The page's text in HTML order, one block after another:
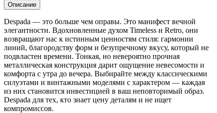
Описание
Despada — это больше чем оправы. Это манифест вечной
элегантности. Вдохновленные духом Timeless и Retro, они
возвращают нас к истинным ценностям стиля: гармонии
линий, благородству форм и безупречному вкусу, который не
подвластен времени. Тонкая, но невероятно прочная
металлическая конструкция дарит ощущение невесомости и
комфорта с утра до вечера. Выбирайте между классическими
силуэтами и винтажными моделями с характером — каждая
из них становится инвестицией в ваш неповторимый образ.
Despada для тех, кто знает цену деталям и не ищет
компромиссов.